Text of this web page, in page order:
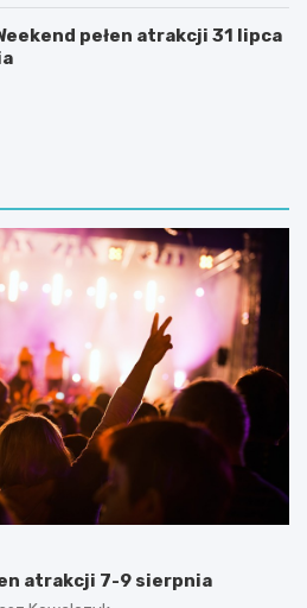
pełen atrakcji 31 lipca
atrakcji 7-9 sierpnia